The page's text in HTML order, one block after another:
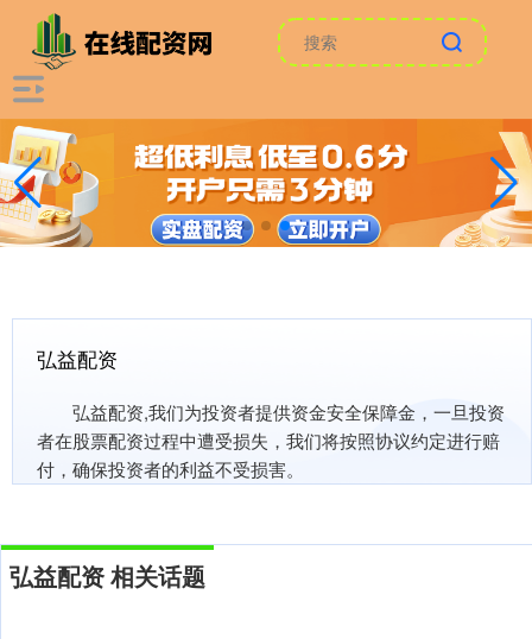
弘益配资
弘益配资,我们为投资者提供资金安全保障金，一旦投资
者在股票配资过程中遭受损失，我们将按照协议约定进行赔
付，确保投资者的利益不受损害。
弘益配资 相关话题